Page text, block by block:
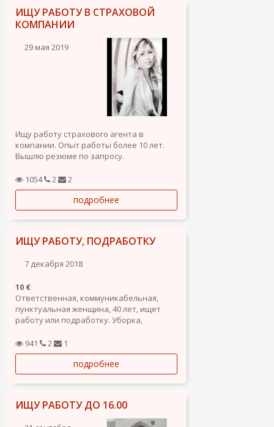
ИЩУ РАБОТУ В СТРАХОВОЙ
КОМПАНИИ
29 мая 2019
Ищу работу страхового агента в
компании. Опыт работы более 10 лет.
Вышлю резюме по запросу.
1054 2 2
подробнее
ИЩУ РАБОТУ, ПОДРАБОТКУ
7 декабря 2018
10 €
Ответственная, коммуникабельная,
пунктуальная женщина, 40 лет, ищет
работу или подработку. Уборка,
варианты. Есть личное авто (испанское
водительское удостоверение), опыт
941 2 1
подробнее
ИЩУ РАБОТУ ДО 16.00